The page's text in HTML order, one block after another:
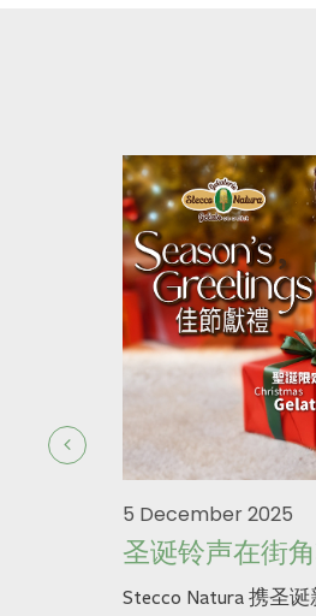
5 December 2025
圣诞铃声在街
Stecco Natura 携圣